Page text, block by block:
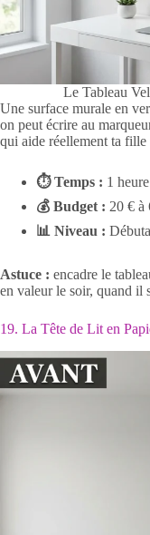
Le Tableau
Une surface murale en
on peut écrire au
qui aide réellement ta fille
⏱ Temps : 1 heure
💰 Budget : 20 € à
📊 Niveau :
Astuce : encadre le
en valeur le soir, quand il
19. La Tête de Lit en